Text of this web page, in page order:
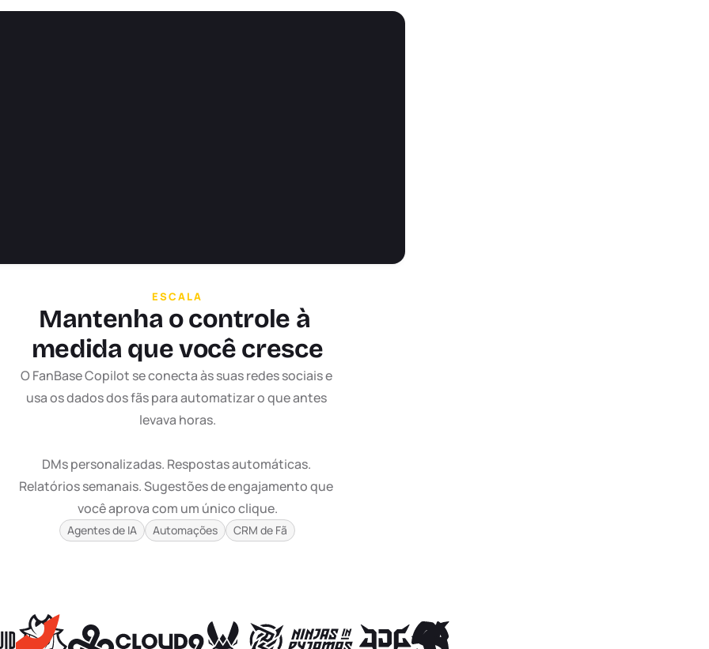
ESCALA
Mantenha o controle à
medida que você cresce
O FanBase Copilot se conecta às suas redes sociais e
usa os dados dos fãs para automatizar o que antes
levava horas.
DMs personalizadas. Respostas automáticas.
Relatórios semanais. Sugestões de engajamento que
você aprova com um único clique.
Agentes de IA Automações CRM de Fã